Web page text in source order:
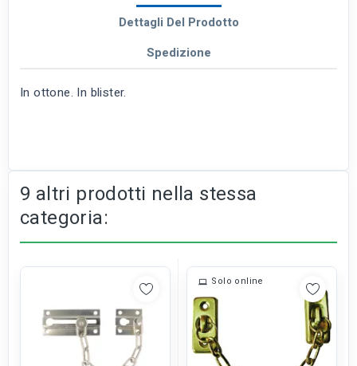
Dettagli Del Prodotto
Spedizione
In ottone. In blister.
9 altri prodotti nella stessa
categoria:
Solo online